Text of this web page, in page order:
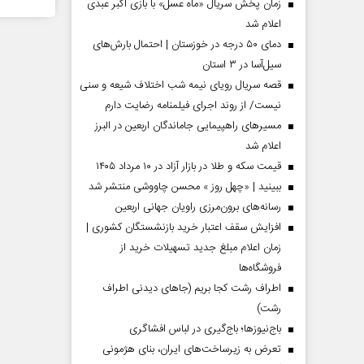
زمان پخش سریال «ماه عسل» با بازی اکبر عبدی
اعلام شد
دمای ۵۰ درجه در خوزستان | احتمال بارش‌های
سیل‌آسا در ۳ استان
قصه سریال رویای نیمه شب اختلاف شیعه و سنی
نیست/ از روند اجرای فیلمنامه رضایت دارم
مسیر‌های راهپیمایی جاماندگان اربعین در البرز
اعلام شد
قیمت سکه و طلا در بازار آزاد در ۱۰ مرداد ۱۴۰۵
ببینید | «چهل روز » محسن چاووشی منتشر شد
رسانه‌های برون‌مرزی راویان جهانی اربعین
افزایش سقف اعتبار خرید بازنشستگان کشوری |
زمان اعلام مبلغ جدید تسهیلات خرید از
فروشگاه‌ها
اطراف رشت کجا بریم (جاهای دیدنی اطراف
رشت)
باج‌نیوزها؛ باج‌گیری در لباس افشاگری
تعرض به زیرساخت‌های ایران، بنای هژمونی
صفحات نخست روزنامه ها‌ی‌سه‌شنبه ۶ مردادماه